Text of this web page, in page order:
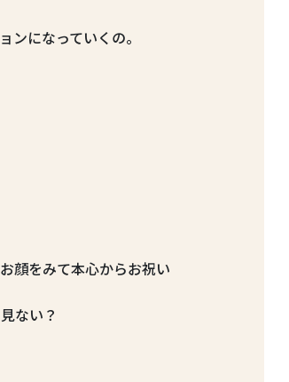
になっていくの。
顔をみて本心からお祝い
ない？